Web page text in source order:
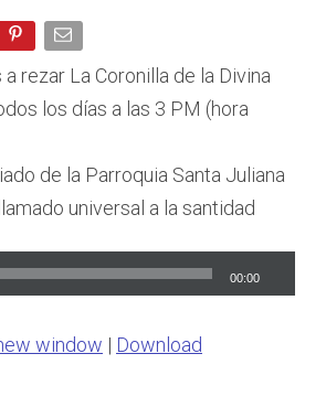
rezar La Coronilla de la Divina
los días a las 3 PM (hora
de la Parroquia Santa Juliana
universal a la santidad
00:00
window | Download